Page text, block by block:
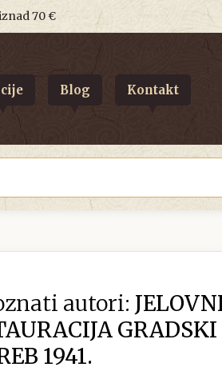
70 €
Blog Kontakt
autori:
1941.